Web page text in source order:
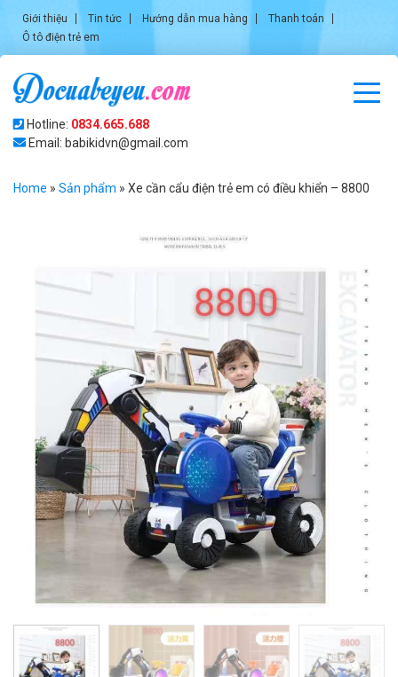
Giới thiệu Tin tức Hướng dẫn mua hàng
Thanh toán
Ô tô điện trẻ em
Hotline: 0834.665.688
Email: babikidvn@gmail.com
Home » Sản phẩm » Xe cần cẩu điện trẻ em có điều khiển – 8800